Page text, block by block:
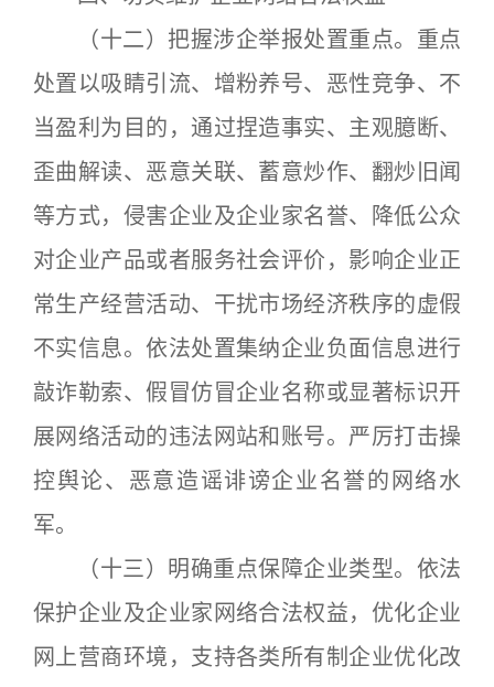
（十二）把握涉企举报处置重点。重点
处置以吸睛引流、增粉养号、恶性竞争、不
当盈利为目的，通过捏造事实、主观臆断、
歪曲解读、恶意关联、蓄意炒作、翻炒旧闻
等方式，侵害企业及企业家名誉、降低公众
对企业产品或者服务社会评价，影响企业正
常生产经营活动、干扰市场经济秩序的虚假
不实信息。依法处置集纳企业负面信息进行
敲诈勒索、假冒仿冒企业名称或显著标识开
展网络活动的违法网站和账号。严厉打击操
控舆论、恶意造谣诽谤企业名誉的网络水
军。
（十三）明确重点保障企业类型。依法
保护企业及企业家网络合法权益，优化企业
网上营商环境，支持各类所有制企业优化改